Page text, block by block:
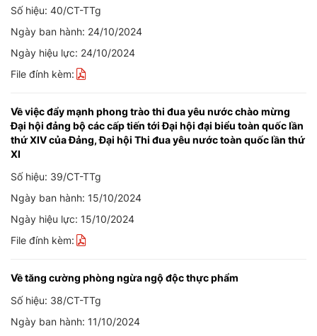
Số hiệu: 40/CT-TTg
Ngày ban hành: 24/10/2024
Ngày hiệu lực: 24/10/2024
File đính kèm:
Về việc đẩy mạnh phong trào thi đua yêu nước chào mừng
Đại hội đảng bộ các cấp tiến tới Đại hội đại biểu toàn quốc lần
thứ XIV của Đảng, Đại hội Thi đua yêu nước toàn quốc lần thứ
XI
Số hiệu: 39/CT-TTg
Ngày ban hành: 15/10/2024
Ngày hiệu lực: 15/10/2024
File đính kèm:
Về tăng cường phòng ngừa ngộ độc thực phẩm
Số hiệu: 38/CT-TTg
Ngày ban hành: 11/10/2024